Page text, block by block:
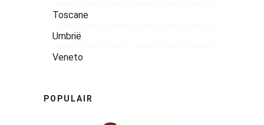
Toscane
Umbrië
Veneto
POPULAIR